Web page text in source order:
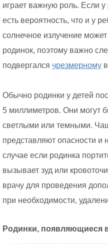
играет важную роль. Если у
есть вероятность, что и у
солнечное излучение
родинок, поэтому важно
подвергался чрезмерному
Обычно родинки у детей
5 миллиметров. Они могут
светлыми или темными.
представляют опасности и
случае если родинка
вызывает зуд или
врачу для проведения
при необходимости,
Родинки, появляющиеся